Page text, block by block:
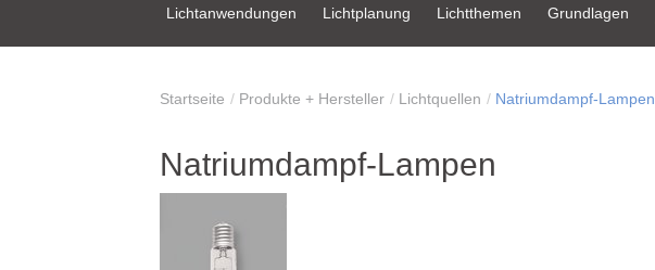
Lichtanwendungen Lichtplanung Lichtthemen Grundlagen
Startseite Produkte + Hersteller Lichtquellen Natriumdampf-Lampen
Natriumdampf-Lampen